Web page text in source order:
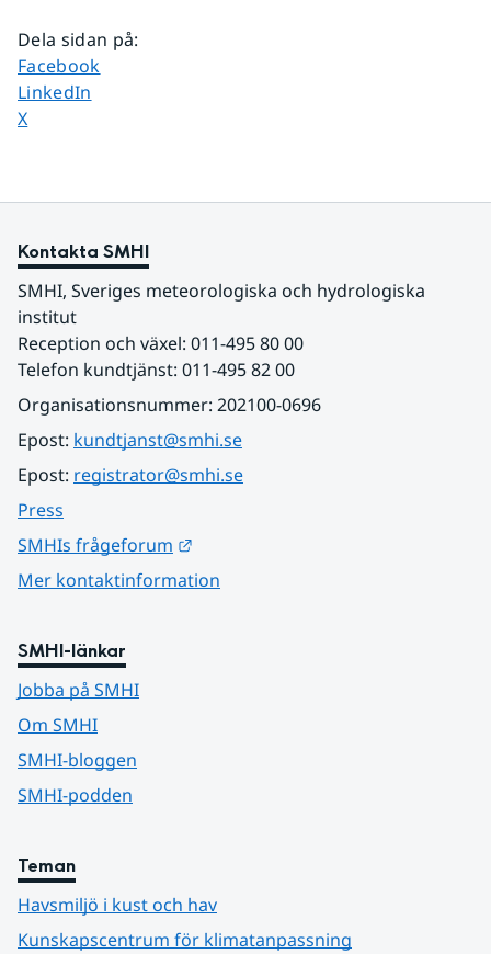
Dela sidan på:
Dela sidan på
Facebook
Dela sidan på
LinkedIn
Dela sidan på
X
Kontakta SMHI
SMHI, Sveriges meteorologiska och hydrologiska
institut
Reception och växel: 011-495 80 00
Telefon kundtjänst: 011-495 82 00
Organisationsnummer: 202100-0696
Epost: kundtjanst@smhi.se
Epost: registrator@smhi.se
Press
SMHIs frågeforum
Mer kontaktinformation
SMHI-länkar
Jobba på SMHI
Om SMHI
SMHI-bloggen
SMHI-podden
Teman
Havsmiljö i kust och hav
Kunskapscentrum för klimatanpassning